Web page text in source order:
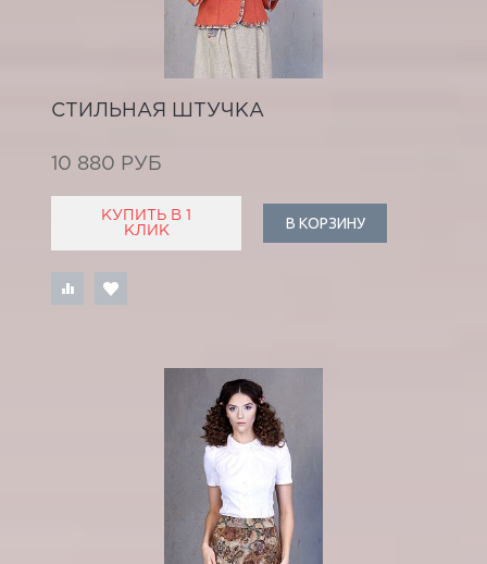
СТИЛЬНАЯ ШТУЧКА
10 880 РУБ
КУПИТЬ В 1
КЛИК
В КОРЗИНУ